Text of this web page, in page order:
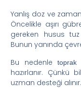
Yanlış doz ve
Öncelikle aşırı
gereken husus
Bunun yanında
Bu nedenletoprak
hazırlanır. Çünkü
uzman desteği